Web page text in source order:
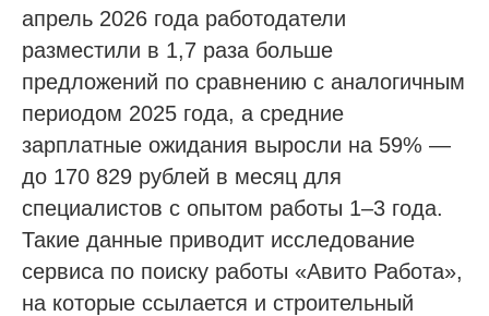
апрель 2026 года работодатели
разместили в 1,7 раза больше
предложений по сравнению с аналогичным
периодом 2025 года, а средние
зарплатные ожидания выросли на 59% —
до 170 829 рублей в месяц для
специалистов с опытом работы 1–3 года.
Такие данные приводит исследование
сервиса по поиску работы «Авито Работа»,
на которые ссылается и строительный